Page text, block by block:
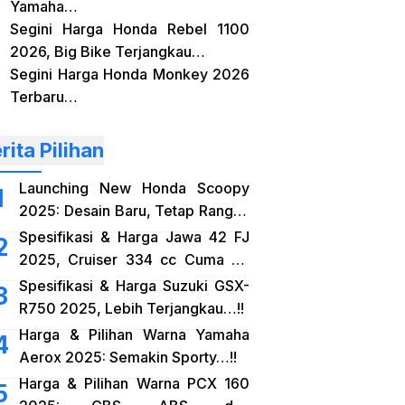
Yamaha…
Segini Harga Honda Rebel 1100
2026, Big Bike Terjangkau…
Segini Harga Honda Monkey 2026
Terbaru…
Pilihan
Launching New Honda Scoopy
2025: Desain Baru, Tetap Rangka
eSAF…!!
Spesifikasi & Harga Jawa 42 FJ
2025, Cruiser 334 cc Cuma 38
Jutaan…!!
Spesifikasi & Harga Suzuki GSX-
R750 2025, Lebih Terjangkau…!!
Harga & Pilihan Warna Yamaha
Aerox 2025: Semakin Sporty…!!
Harga & Pilihan Warna PCX 160